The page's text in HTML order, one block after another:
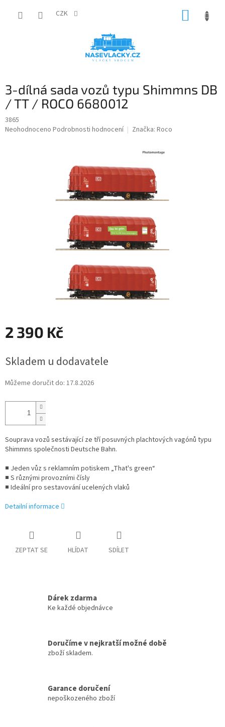
CZK
3-dílná sada vozů typu Shimmns DB
/ TT / ROCO 6680012
3865
Průměrné
Neohodnoceno Podrobnosti hodnocení Značka: Roco
2 390 Kč
cena:
Skladem u dodavatele
Můžeme doručit do: 17.8.2026
Souprava vozů sestávající ze tří posuvných plachtových vagónů typu
Shimmns společnosti Deutsche Bahn.
■ Jeden vůz s reklamním potiskem „That's green“
■ S různými provozními čísly
■ Ideální pro sestavování ucelených vlaků
Detailní informace
ZEPTAT SE HLÍDAT SDÍLET
Dárek zdarma
Ke každé objednávce
Doručíme v nejkratší možné době
zboží skladem.
Garance doručení
nepoškozeného zboží